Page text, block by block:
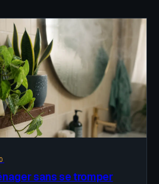
sans se tromper